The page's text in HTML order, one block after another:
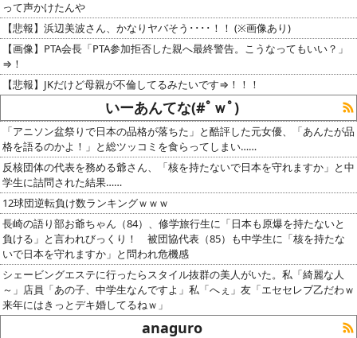
って声かけたんや
【悲報】浜辺美波さん、かなりヤバそう････！！ (※画像あり)
【画像】PTA会長「PTA参加拒否した親へ最終警告。こうなってもいい？」
⇒！
【悲報】JKだけど母親が不倫してるみたいです⇒！！！
いーあんてな(#ﾟｗﾟ)
「アニソン盆祭りで日本の品格が落ちた」と酷評した元女優、「あんたが品
格を語るのかよ！」と総ツッコミを食らってしまい……
反核団体の代表を務める爺さん、「核を持たないで日本を守れますか」と中
学生に詰問された結果……
12球団逆転負け数ランキングｗｗｗ
長崎の語り部お爺ちゃん（84）、修学旅行生に「日本も原爆を持たないと
負ける」と言われびっくり！ 被団協代表（85）も中学生に「核を持たな
いで日本を守れますか」と問われ危機感
シェービングエステに行ったらスタイル抜群の美人がいた。私「綺麗な人
～」店員「あの子、中学生なんですよ」私「へぇ」友「エセセレブ乙だわｗ
来年にはきっとデキ婚してるねｗ」
anaguro